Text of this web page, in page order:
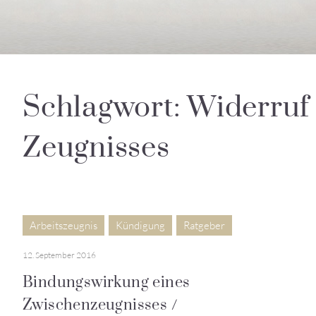
Schlagwort: Widerruf
Zeugnisses
Arbeitszeugnis Kündigung Ratgeber
12. September 2016
Bindungswirkung eines
Zwischenzeugnisses /